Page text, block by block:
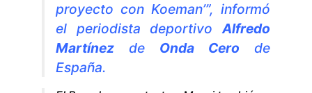
proyecto con Koeman’”, informó
el periodista deportivoAlfredo
Martínez de Onda Cero de
España.